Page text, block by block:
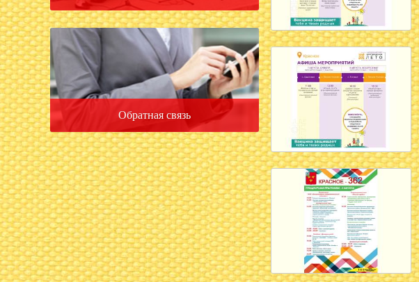
Обратная связь